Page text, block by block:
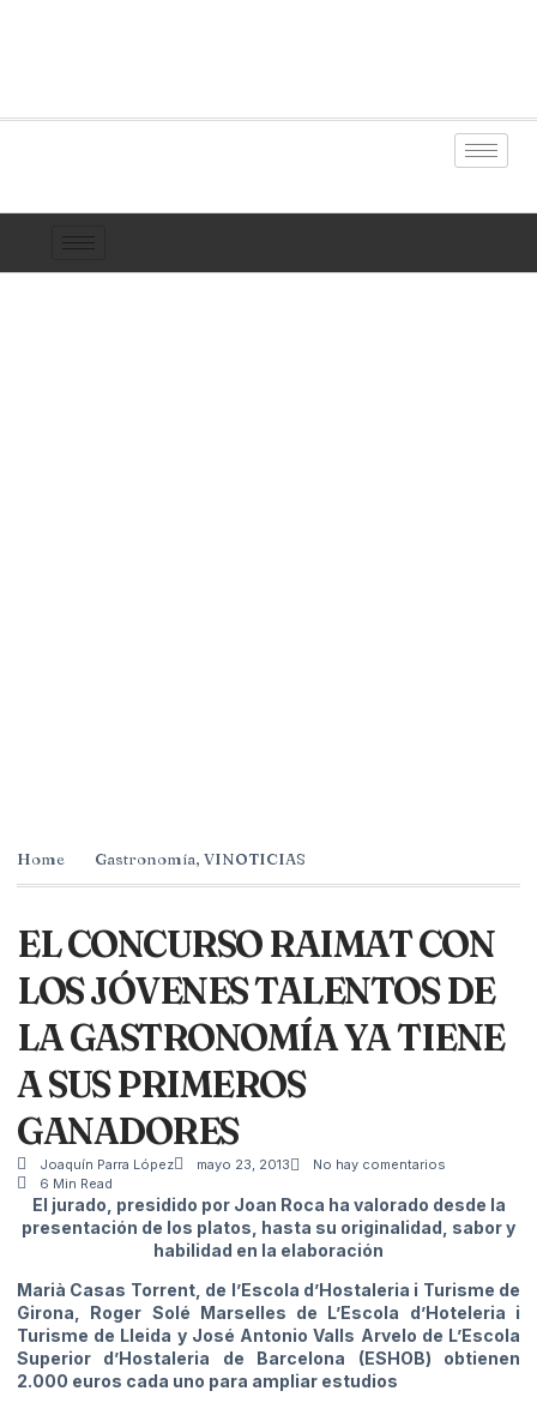
Home Gastronomía, VINOTICIAS
EL CONCURSO RAIMAT CON
LOS JÓVENES TALENTOS DE
LA GASTRONOMÍA YA TIENE
A SUS PRIMEROS
GANADORES
Joaquín Parra López mayo 23, 2013
No hay comentarios
6 Min Read
El jurado, presidido por Joan Roca ha valorado desde la
presentación de los platos, hasta su originalidad, sabor y
habilidad en la elaboración
Marià Casas Torrent, de l’Escola d’Hostaleria i Turisme de
Girona, Roger Solé Marselles de L’Escola d’Hoteleria i
Turisme de Lleida y José Antonio Valls Arvelo de L’Escola
Superior d’Hostaleria de Barcelona (ESHOB) obtienen
2.000 euros cada uno para ampliar estudios